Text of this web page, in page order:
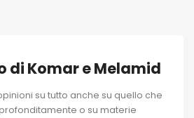
di Komar e Melamid
su tutto anche su quello che
o su materie